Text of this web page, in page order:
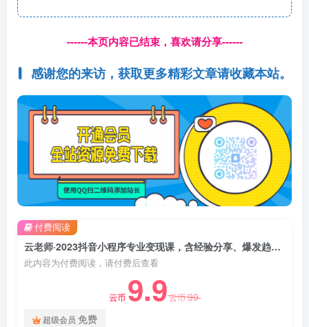
------本页内容已结束，喜欢请分享------
感谢您的来访，获取更多精彩文章请收藏本站。
云老师·2023抖音小程序专业变现课，含经验分享、爆发趋势、变现逻辑、养高权重号、剪辑实操等
此内容为付费阅读，请付费后查看
云币 9.9云币99
超级会员 免费
付费阅读